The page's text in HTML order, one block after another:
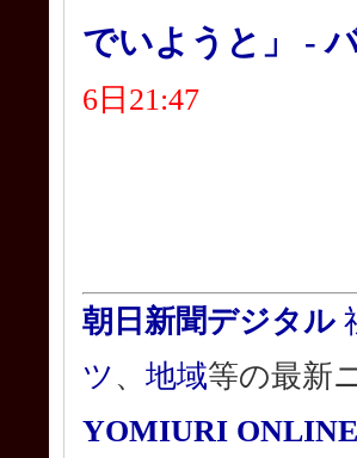
でいようと」 -
6日21:47
朝日新聞デジタル
ツ、 地域等の最新
YOMIURI ONLINE